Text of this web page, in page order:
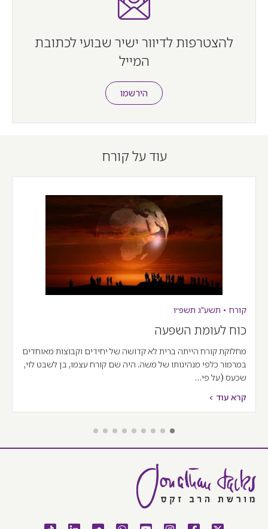
להצטרפות לדיוור ישיר שבועי לכתובת
המייל
הירשמו
עוד על קורח
קורח • תשע"ג תשפ״ו
כוח לעומת השפעה
מחלוקת קורח הייתה ברית לא קדושה של יחידים וקבוצות מאוחדים
במרמור כלפי מנהיגותו של משה. היה שם קורח עצמו, בן לשבט לוי,
שכעס (על פי…
קרא עוד >